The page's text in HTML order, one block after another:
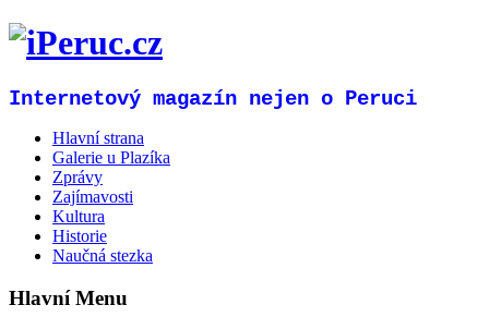
Internetový magazín nejen o Peruci
Hlavní strana
Galerie u Plazíka
Zprávy
Zajímavosti
Kultura
Historie
Naučná stezka
Hlavní Menu